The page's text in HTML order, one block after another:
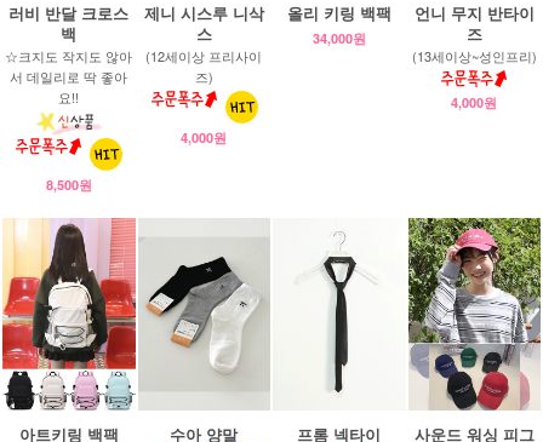
러비 반달 크로스
백
☆크지도 작지도 않아
서 데일리로 딱 좋아
요!!
8,500원
제니 시스루 니삭
스
(12세이상 프리사이
즈)
4,000원
올리 키링 백팩
34,000원
언니 무지 반타이
즈
(13세이상~성인프리)
4,000원
아트키링 백팩 수아 양말 프롬 넥타이
사운드 워싱 피그